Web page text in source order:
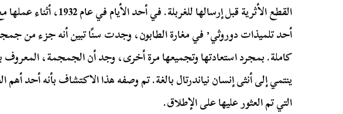
أحد تلميذات دوروثي٬ في مغارة الطابون، وجدت سنًا تبين أنه
ينتمي إلى أنثى إنسان نياندرتال بالغة. تم وصفه هذا الاكتشاف بأنه أحد أهم
التي تم العثور عليها على الإطلاق.